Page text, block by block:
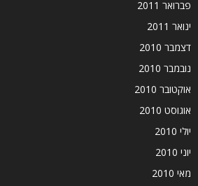
פברואר 2011
ינואר 2011
דצמבר 2010
נובמבר 2010
אוקטובר 2010
אוגוסט 2010
יולי 2010
יוני 2010
מאי 2010